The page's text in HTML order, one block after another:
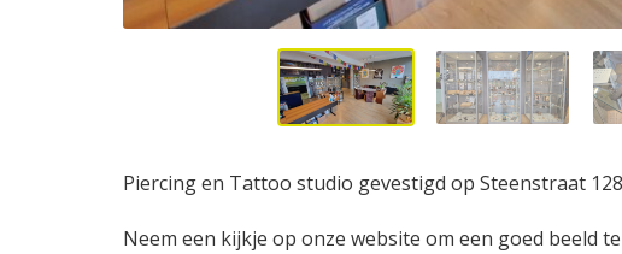
Piercing en Tattoo studio gevestigd op Steenstraat
Neem een kijkje op onze website om een goed beeld